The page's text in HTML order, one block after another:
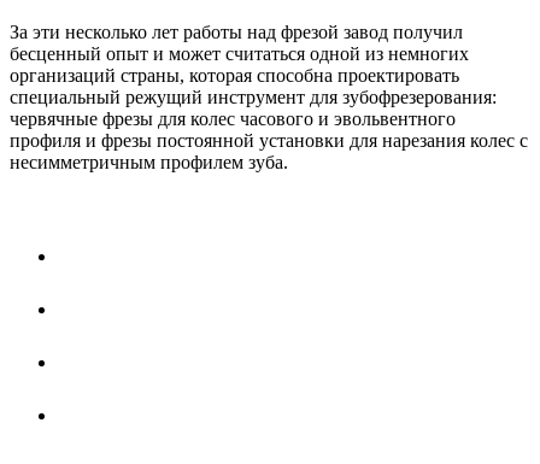
За эти несколько лет работы над фрезой завод получил
бесценный опыт и может считаться одной из немногих
организаций страны, которая способна проектировать
специальный режущий инструмент для зубофрезерования:
червячные фрезы для колес часового и эвольвентного
профиля и фрезы постоянной установки для нарезания колес с
несимметричным профилем зуба.